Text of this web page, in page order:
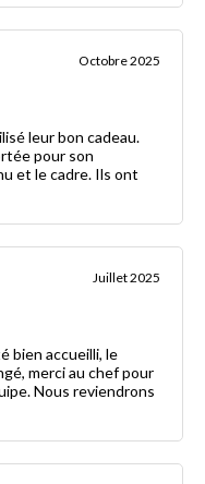
Octobre 2025
leur bon cadeau.
pour son
cadre. Ils ont
Juillet 2025
bien accueilli, le
merci au chef pour